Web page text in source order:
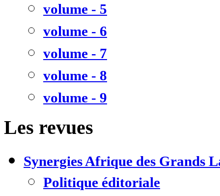
volume - 5
volume - 6
volume - 7
volume - 8
volume - 9
Les revues
Synergies Afrique des Grands
Politique éditoriale